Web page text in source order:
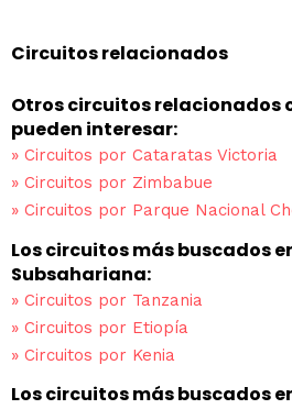
Circuitos relacionados
Otros circuitos relacionados
pueden interesar:
» Circuitos por Cataratas Victoria
» Circuitos por Zimbabue
» Circuitos por Parque Nacional
Los circuitos más buscados
Subsahariana:
» Circuitos por Tanzania
» Circuitos por Etiopía
» Circuitos por Kenia
Los circuitos más buscados